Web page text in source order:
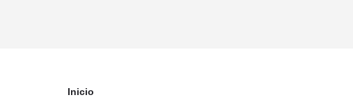
Inicio